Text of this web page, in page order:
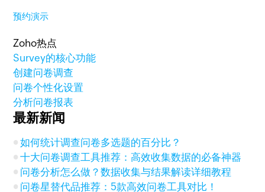
预约演示
Zoho热点
Survey的核心功能
创建问卷调查
问卷个性化设置
分析问卷报表
最新新闻
如何统计调查问卷多选题的百分比？
十大问卷调查工具推荐：高效收集数据的必备神器
问卷分析怎么做？数据收集与结果解读详细教程
问卷星替代品推荐：5款高效问卷工具对比！